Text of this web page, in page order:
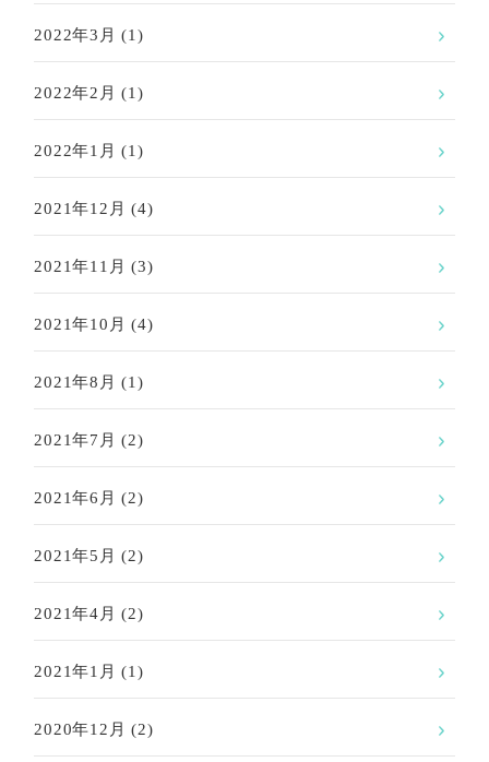
2022年3月 (1)
2022年2月 (1)
2022年1月 (1)
2021年12月 (4)
2021年11月 (3)
2021年10月 (4)
2021年8月 (1)
2021年7月 (2)
2021年6月 (2)
2021年5月 (2)
2021年4月 (2)
2021年1月 (1)
2020年12月 (2)